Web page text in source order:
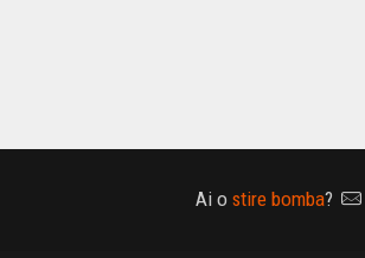
Ai o stire bomba?